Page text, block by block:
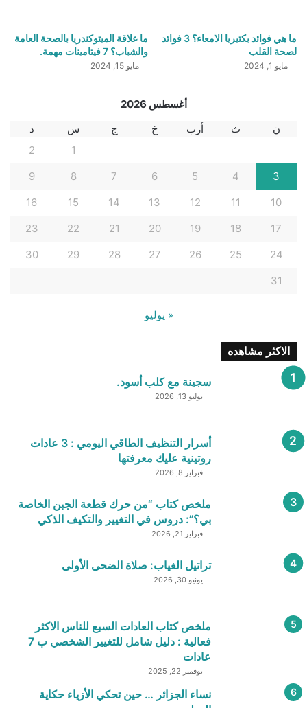
ما هي فوائد بكتيريا الامعاء؟ 3 فوائد
لصحة القلب
مايو 1, 2024
ما علاقة الميتوكندريا بالصحة العامة
والشباب؟ 7 فيتامينات مهمة.
مايو 15, 2024
أغسطس 2026
ن
ث أرب خ ج س
د
1
2
3
4
5
6
7
8
9
10
11
12
13
14
15
16
17
18
19
20
21
22
23
24
25
26
27
28
29
30
31
« يوليو
الاكثر مشاهده
سجينة مع كلب أسود.
يوليو 13, 2026
أسرار التنظيف الطاقي اليومي : 3 عادات
روتينية عليك معرفتها
فبراير 8, 2026
ملخص كتاب “من حرك قطعة الجبن الخاصة
بي؟”: دروس في التغيير والتكيف الذكي
فبراير 21, 2026
تراتيل الغياب: صلاة الضحى الأولى
يونيو 30, 2026
ملخص كتاب العادات السبع للناس الاكثر
فعالية : دليل شامل للتغيير الشخصي ب 7
عادات
نوفمبر 22, 2025
نساء الجزائر … حين تحكي الأزياء حكاية